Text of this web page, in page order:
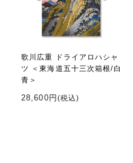
歌川広重 ドライアロハシャ
ツ ＜東海道五十三次箱根/白
青＞
28,600円 (税込)